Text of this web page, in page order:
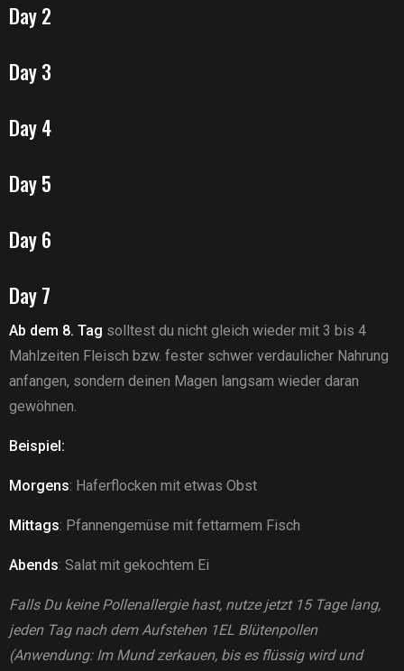
Day 2
Day 3
Day 4
Day 5
Day 6
Day 7
Ab dem 8. Tag solltest du nicht gleich wieder mit 3 bis 4
Mahlzeiten Fleisch bzw. fester schwer verdaulicher Nahrung
anfangen, sondern deinen Magen langsam wieder daran
gewöhnen.
Beispiel:
Morgens: Haferflocken mit etwas Obst
Mittags: Pfannengemüse mit fettarmem Fisch
Abends: Salat mit gekochtem Ei
Falls Du keine Pollenallergie hast, nutze jetzt 15 Tage lang,
jeden Tag nach dem Aufstehen 1EL Blütenpollen
(Anwendung: Im Mund zerkauen, bis es flüssig wird und